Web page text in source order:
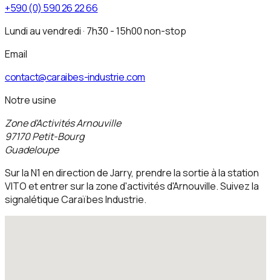
+590 (0) 590 26 22 66
Lundi au vendredi · 7h30 - 15h00 non-stop
Email
contact@caraibes-industrie.com
Notre usine
Zone d'Activités Arnouville
97170 Petit-Bourg
Guadeloupe
Sur la N1 en direction de Jarry, prendre la sortie à la station
VITO et entrer sur la zone d'activités d'Arnouville. Suivez la
signalétique Caraïbes Industrie.